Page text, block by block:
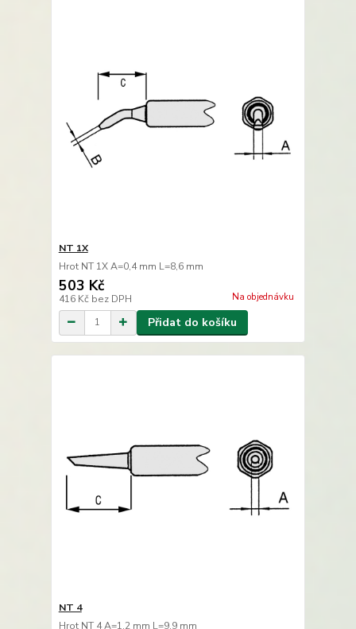
NT 1X
Hrot NT 1X A=0,4 mm L=8,6 mm
503 Kč
416 Kč bez DPH Na objednávku
Přidat do košíku
NT 4
Hrot NT 4 A=1,2 mm L=9,9 mm